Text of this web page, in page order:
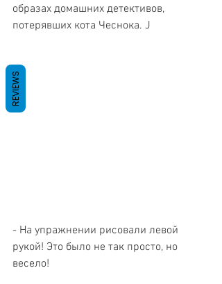
образах домашних детективов,
потерявших кота Чеснока. J
- На упражнении рисовали левой
рукой! Это было не так просто, но
весело!
REVIEWS